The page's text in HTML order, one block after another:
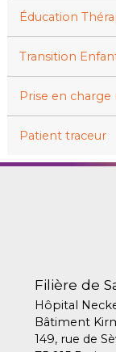
Éducation
Transition
Prise en
Patient traceur
Filière de
Hôpital
Bâtiment
149, rue de